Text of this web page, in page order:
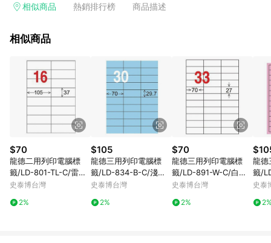
Smart mobile、神腦生活、JS巨盛、樂天KOBO電子書，請詳閱
台灣樂天市場，並在同一瀏覽器於24小時內結帳，才享有 LINE
市場 45 天內完成訂單出貨及結帳，則不符合贈點資格。 (4) 如
使用APP、或中途瀏覽比價網、回饋網、Google等其他網頁、或
由網頁版(電腦版/手機版網頁)切換為App都將會造成追蹤中斷而
無法進行 LINE POINTS 回饋。 (5) LINE 購物為購物資訊整合性
平台，商品資料更新會有時間差，如顯示之商品規格、顏色、價
位、贈品與台灣樂天市場銷售網頁不符，以銷售網頁標示為準。
(6) 導購訂單已逾 365 天，根據台灣樂天回饋規定，逾期訂單將
不符合回饋資格。 (7) 若上述或其他原因，致使消費者無接收到
點數回饋或點數回饋有爭議，台灣樂天市場保有更改條款與法律
追訴之權利，活動詳情以樂天市場網站公告為準。
相似商品 熱銷排行榜 商品描述
相似商品
$70
龍德二用列印電腦標
籤/LD-801-TL-C/雷射
透明/16格/15張/包
史泰博台灣
2%
$105
龍德三用列印電腦標
籤/LD-834-B-C/淺藍/
30格/20張/包
史泰博台灣
2%
$70
龍德三用列印電腦標
籤/LD-891-W-C/白色/
33格/20張/包
史泰博台灣
2%
龍德
籤/
65
史泰